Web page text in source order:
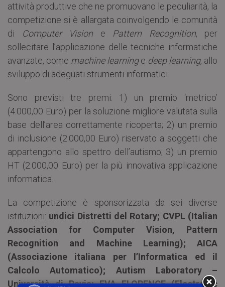
attività produttive che ne promuovano le peculiarità, la
competizione si è allargata coinvolgendo le comunità
di
Computer Vision e Pattern Recognition, per
sollecitare l’applicazione delle tecniche informatiche
avanzate, come machine learninge deep learning, allo
sviluppo di adeguati strumenti informatici.
Sono previsti tre premi: 1) un premio ‘metrico’
(4.000,00 Euro) per la soluzione migliore valutata sulla
base dell’area correttamente ricoperta; 2) un premio
di inclusione (2.000,00 Euro) riservato a soggetti che
appartengono allo spettro dell’autismo; 3) un premio
HT (2.000,00 Euro) per la più innovativa applicazione
informatica.
La competizione è sponsorizzata da sei diverse
istituzioni: undici Distretti del Rotary; CVPL (Italian
Association for Computer Vision, Pattern
Recognition and Machine Learning); AICA
(Associazione italiana per l’Informatica ed il
Calcolo Automatico); Autism Laboratory –
Università di Pavia; EVA FLORENCE (Electronic